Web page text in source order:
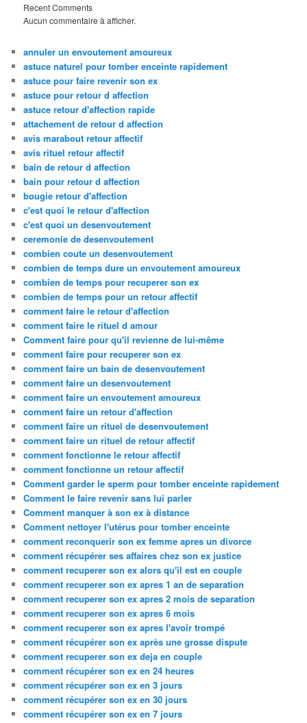
Recent Comments
Aucun commentaire à afficher.
annuler un envoutement amoureux
astuce naturel pour tomber enceinte rapidement
astuce pour faire revenir son ex
astuce pour retour d affection
astuce retour d'affection rapide
attachement de retour d affection
avis marabout retour affectif
avis rituel retour affectif
bain de retour d affection
bain pour retour d affection
bougie retour d'affection
c'est quoi le retour d'affection
c'est quoi un desenvoutement
ceremonie de desenvoutement
combien coute un desenvoutement
combien de temps dure un envoutement amoureux
combien de temps pour recuperer son ex
combien de temps pour un retour affectif
comment faire le retour d'affection
comment faire le rituel d amour
Comment faire pour qu'il revienne de lui-même
comment faire pour recuperer son ex
comment faire un bain de desenvoutement
comment faire un desenvoutement
comment faire un envoutement amoureux
comment faire un retour d'affection
comment faire un rituel de desenvoutement
comment faire un rituel de retour affectif
comment fonctionne le retour affectif
comment fonctionne un retour affectif
Comment garder le sperm pour tomber enceinte rapidement
Comment le faire revenir sans lui parler
Comment manquer à son ex à distance
Comment nettoyer l'utérus pour tomber enceinte
comment reconquerir son ex femme apres un divorce
comment récupérer ses affaires chez son ex justice
comment recuperer son ex alors qu'il est en couple
comment recuperer son ex apres 1 an de separation
comment recuperer son ex apres 2 mois de separation
comment recuperer son ex apres 6 mois
comment recuperer son ex apres l'avoir trompé
comment récupérer son ex après une grosse dispute
comment recuperer son ex deja en couple
comment récupérer son ex en 24 heures
comment récupérer son ex en 3 jours
comment récupérer son ex en 30 jours
comment récupérer son ex en 7 jours